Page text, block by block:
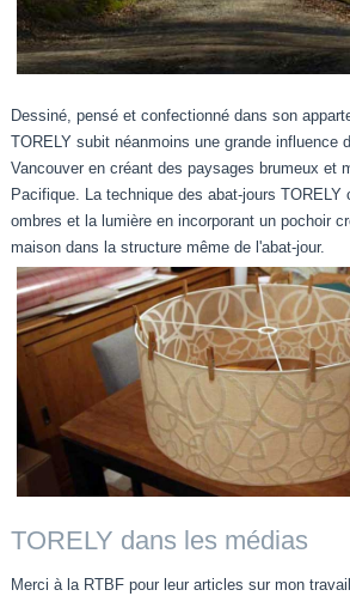
Dessiné, pensé et confectionné dans son
TORELY subit néanmoins une grande influence
Vancouver en créant des paysages brumeux et
Pacifique. La technique des abat-jours
ombres et la lumière en incorporant un pochoir
maison dans la structure même de l'abat-jour.
TORELY dans les médias
Merci à la RTBF pour leur articles sur mon